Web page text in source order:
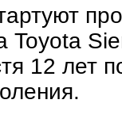
Toyota
12 лет